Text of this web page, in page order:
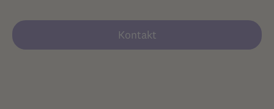
Kontakt